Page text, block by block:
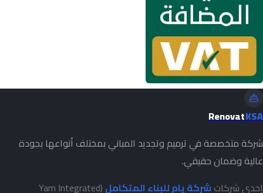
RenovatKSA
شركة متخصصة في ترميم وتجديد المباني بمختلف أنواعها بجودة
عالية وضمان حقيقي.
إحدى شركاتشركة يام للبناء المتكامل (Yam Integrated